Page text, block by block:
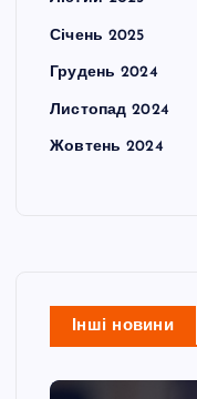
Січень 2025
Грудень 2024
Листопад 2024
Жовтень 2024
Інші новини